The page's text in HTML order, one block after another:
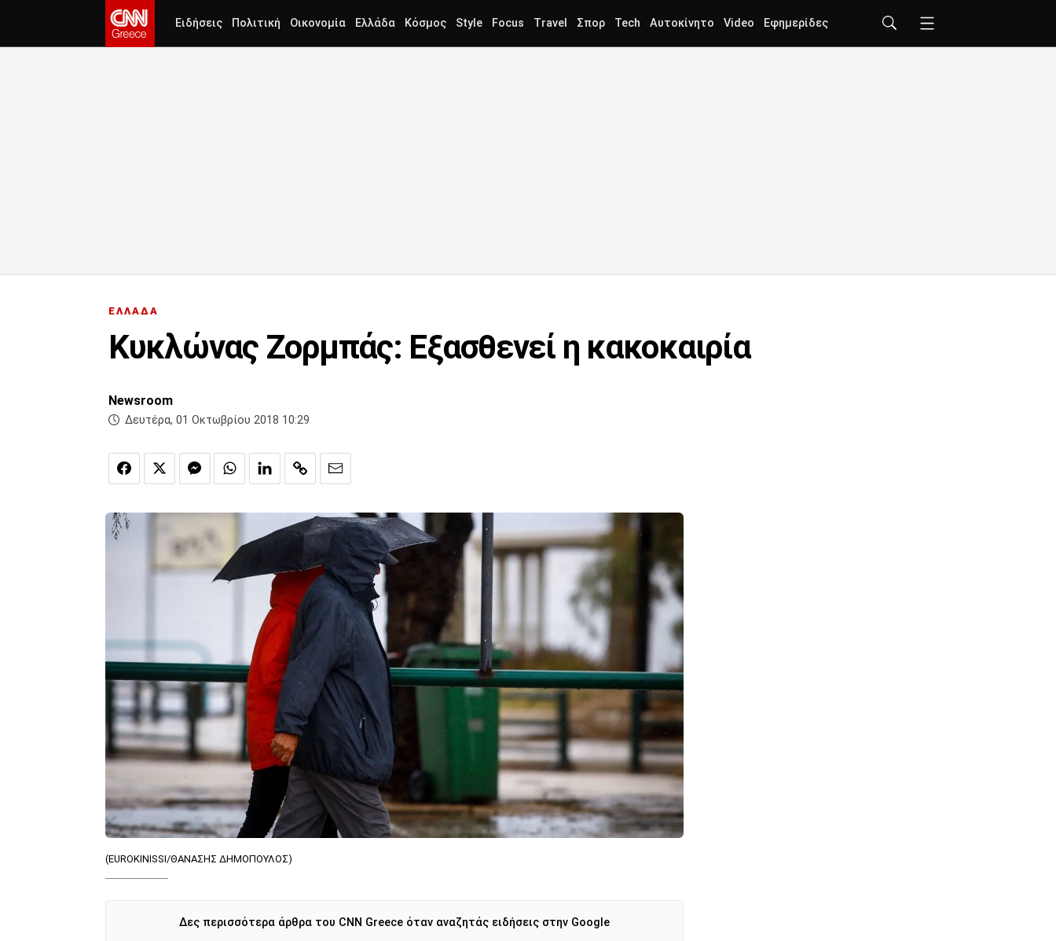
Ειδήσεις Πολιτική Οικονομία Ελλάδα Κόσμος Style Focus Travel Σπορ Tech Αυτοκίνητο Video Εφημερίδες
ΕΛΛΑΔΑ
Κυκλώνας Ζορμπάς: Εξασθενεί η κακοκαιρία
Newsroom
Δευτέρα, 01 Οκτωβρίου 2018 10:29
(EUROKINISSI/ΘΑΝΑΣΗΣ ΔΗΜΟΠΟΥΛΟΣ)
Δες περισσότερα άρθρα του CNN Greece όταν αναζητάς ειδήσεις στην Google